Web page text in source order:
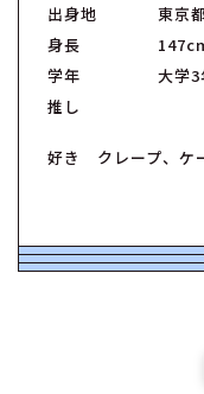
出身地
東京
身長
学年
大学3
推し
好き クレープ、ケ